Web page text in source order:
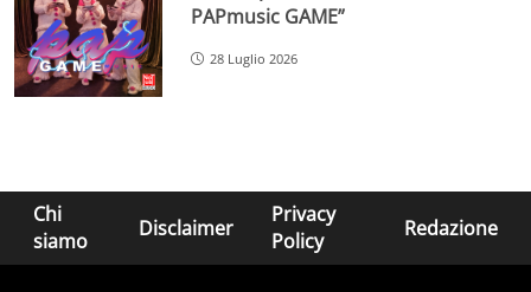
PAPmusic GAME”
28 Luglio 2026
Chi
siamo
Disclaimer
Privacy
Policy
Redazione